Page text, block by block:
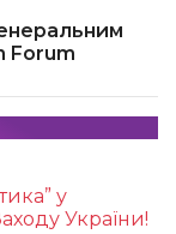
Forum
у
України!